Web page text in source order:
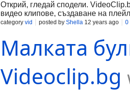
Открий, гледай сподели.
видео клипове, създаване на
category vid posted by Shella 12 years ago 0
Малката
Videoclip.bg